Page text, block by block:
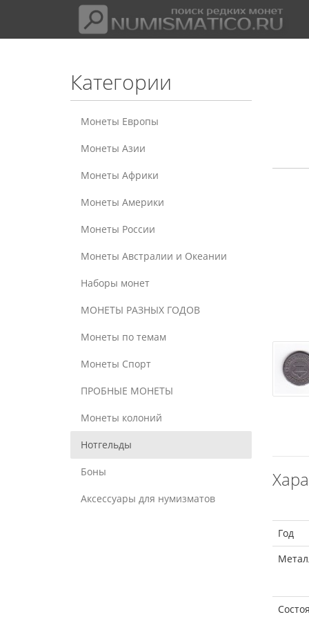
Категории
Монеты Европы
Монеты Азии
Монеты Африки
Монеты Америки
Монеты России
Монеты Австралии и Океании
Наборы монет
МОНЕТЫ РАЗНЫХ ГОДОВ
Монеты по темам
Монеты Спорт
ПРОБНЫЕ МОНЕТЫ
Монеты колоний
Нотгельды
Боны
Аксессуары для нумизматов
Год